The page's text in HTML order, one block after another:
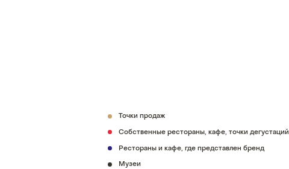
Точки продаж
Собственные рестораны, кафе, точки дегустаций
Рестораны и кафе, где представлен бренд
Музеи